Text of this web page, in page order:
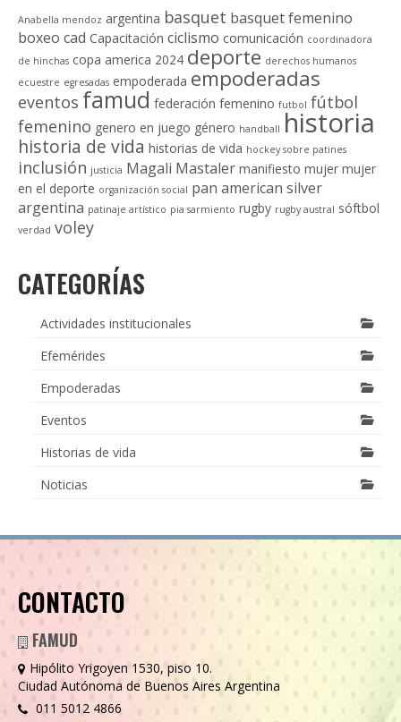
Anabella mendoz argentina basquet basquet femenino
boxeo cad Capacitación ciclismo comunicación coordinadora
de hinchas copa america 2024 deporte derechos humanos
ecuestre egresadas empoderada empoderadas
eventos famud federación femenino futbol fútbol
femenino genero en juego género handball historia
historia de vida historias de vida hockey sobre patines
inclusión justicia Magali Mastaler manifiesto mujer mujer
en el deporte organización social pan american silver
argentina patinaje artístico pia sarmiento rugby rugby austral sóftbol
verdad voley
CATEGORÍAS
Actividades institucionales
Efemérides
Empoderadas
Eventos
Historias de vida
Noticias
CONTACTO
FAMUD
Hipólito Yrigoyen 1530, piso 10.
Ciudad Autónoma de Buenos Aires Argentina
011 5012 4866